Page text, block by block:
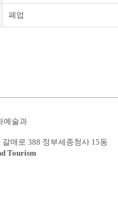
폐업
예술과
매로 388 정부세종청사 15동
Tourism